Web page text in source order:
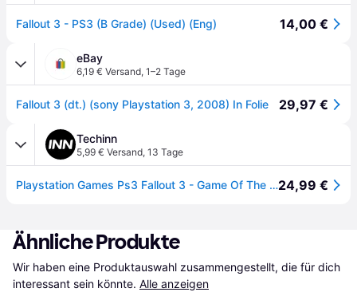
Fallout 3 - PS3 (B Grade) (Used) (Eng) 14,00 €
eBay
6,19 € Versand, 1–2 Tage
Fallout 3 (dt.) (sony Playstation 3, 2008) In Folie 29,97 €
Techinn
5,99 € Versand, 13 Tage
Playstation Games Ps3 Fallout 3 - Game Of The Year Edition Essentials Durchsichtig PAL24,99 €
Ähnliche Produkte
Wir haben eine Produktauswahl zusammengestellt, die für dich
interessant sein könnte. Alle anzeigen